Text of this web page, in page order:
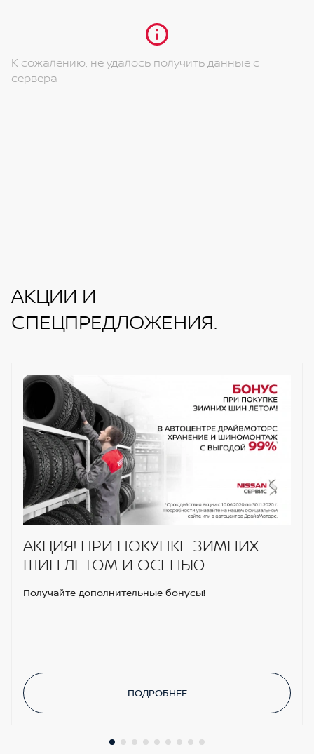
К сожалению, не удалось получить данные с
сервера
АКЦИИ И
СПЕЦПРЕДЛОЖЕНИЯ.
АКЦИЯ! ПРИ ПОКУПКЕ ЗИМНИХ
ШИН ЛЕТОМ И ОСЕНЬЮ
Получайте дополнительные бонусы!
ПОДРОБНЕЕ